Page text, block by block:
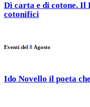
Di carta e di cotone. Il
cotonifici
Eventi del 8 Agosto
Ido Novello il poeta